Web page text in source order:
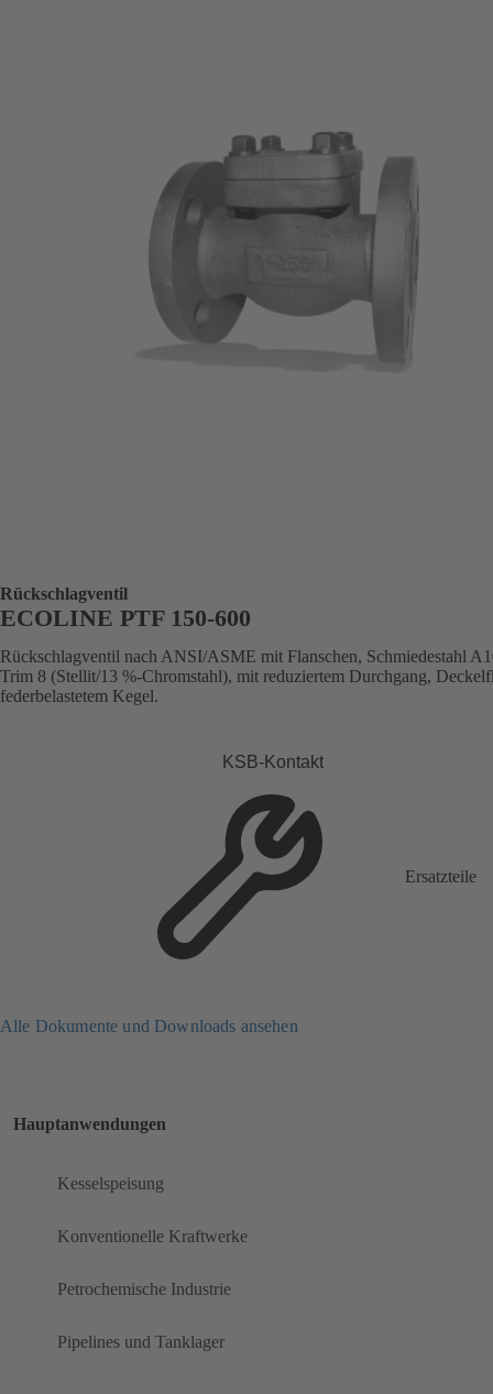
Rückschlagventil
ECOLINE PTF 150-600
Rückschlagventil nach ANSI/ASME mit Flanschen, Schmiedestahl
Trim 8 (Stellit/13 %-Chromstahl), mit reduziertem Durchgang,
federbelastetem Kegel.
KSB-Kontakt
Ersatzteile
Alle Dokumente und Downloads ansehen
Hauptanwendungen
Kesselspeisung
Konventionelle Kraftwerke
Petrochemische Industrie
Pipelines und Tanklager